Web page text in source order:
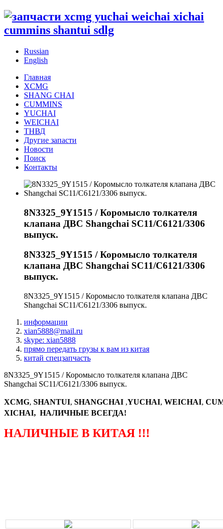
Russian
English
Главная
XCMG
SHANG CHAI
CUMMINS
YUCHAI
WEICHAI
ТНВД
Другие запасти
Новости
Поиск
Контакты
8N3325_9Y1515 / Коромысло толкателя
клапана ДВС Shangchai SC11/C6121/3306
выпуск.
8N3325_9Y1515 / Коромысло толкателя
клапана ДВС Shangchai SC11/C6121/3306
выпуск.
8N3325_9Y1515 / Коромысло толкателя клапана ДВС
Shangchai SC11/C6121/3306 выпуск.
информации
xian5888@mail.ru
skype: xian5888
прямо передать грузы к вам из китая
китай спецзапчасть
8N3325_9Y1515 / Коромысло толкателя клапана ДВС
Shangchai SC11/C6121/3306 выпуск.
XCMG, SHANTUI, SHANGCHAI ,YUCHAI, WEICHAI,
XICHAI, НАЛИЧНЫЕ ВСЕГДА!
НАЛИЧНЫЕ В КИТАЯ !!!